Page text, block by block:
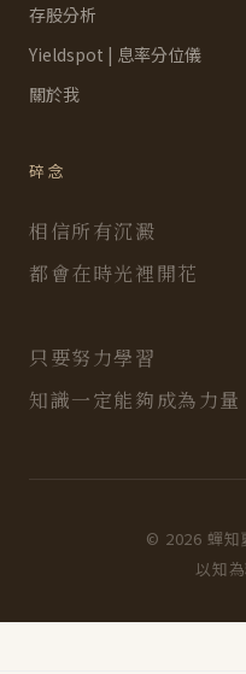
存股分析
Yieldspot | 息率分位儀
關於我
碎念
相信所有沉澱
都會在時光裡開花
只要努力學習
知識一定能夠成為力量
© 2026 蟬
以知